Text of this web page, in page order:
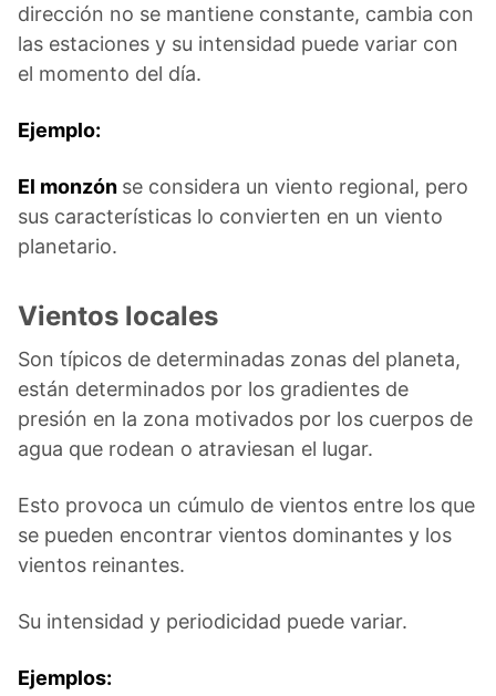
dirección no se mantiene constante, cambia con
las estaciones y su intensidad puede variar con
el momento del día.
Ejemplo:
El monzón se considera un viento regional, pero
sus características lo convierten en un viento
planetario.
Vientos locales
Son típicos de determinadas zonas del planeta,
están determinados por los gradientes de
presión en la zona motivados por los cuerpos de
agua que rodean o atraviesan el lugar.
Esto provoca un cúmulo de vientos entre los que
se pueden encontrar vientos dominantes y los
vientos reinantes.
Su intensidad y periodicidad puede variar.
Ejemplos: